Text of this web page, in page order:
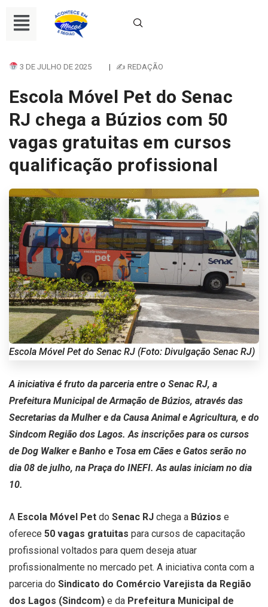
3 DE JULHO DE 2025 | ✍ REDAÇÃO
Escola Móvel Pet do Senac
RJ chega a Búzios com 50
vagas gratuitas em cursos
qualificação profissional
Escola Móvel Pet do Senac RJ (Foto: Divulgação Senac RJ)
A iniciativa é fruto da parceria entre o Senac RJ, a
Prefeitura Municipal de Armação de Búzios, através das
Secretarias da Mulher e da Causa Animal e Agricultura, e do
Sindcom Região dos Lagos. As inscrições para os cursos
de Dog Walker e Banho e Tosa em Cães e Gatos serão no
dia 08 de julho, na Praça do INEFI. As aulas iniciam no dia
10.
A Escola Móvel Pet do Senac RJ chega a Búzios e
oferece 50 vagas gratuitas para cursos de capacitação
profissional voltados para quem deseja atuar
profissionalmente no mercado pet. A iniciativa conta com a
parceria do Sindicato do Comércio Varejista da Região
dos Lagos (Sindcom) e da Prefeitura Municipal de